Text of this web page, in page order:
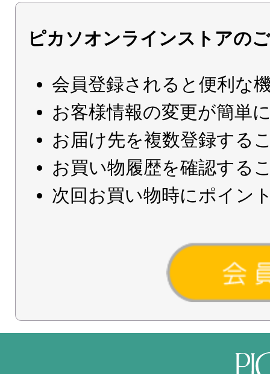
ピカソオンラインストアの
会員登録されると便利な
お客様情報の変更が簡単
お届け先を複数登録する
お買い物履歴を確認する
次回お買い物時にポイン